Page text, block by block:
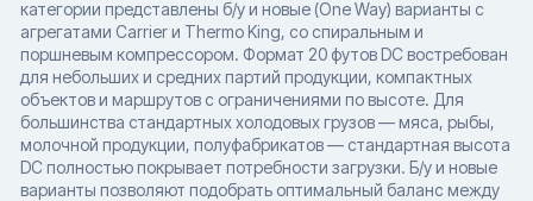
категории представлены б/у и новые (One Way) варианты с
агрегатами Carrier и Thermo King, со спиральным и
поршневым компрессором. Формат 20 футов DC востребован
для небольших и средних партий продукции, компактных
объектов и маршрутов с ограничениями по высоте. Для
большинства стандартных холодовых грузов — мяса, рыбы,
молочной продукции, полуфабрикатов — стандартная высота
DC полностью покрывает потребности загрузки. Б/у и новые
варианты позволяют подобрать оптимальный баланс между